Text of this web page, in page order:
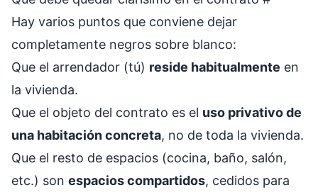
Hay varios puntos que conviene dejar
completamente negros sobre blanco:
Que el arrendador (tú) reside habitualmente en
la vivienda.
Que el objeto del contrato es el uso privativo de
una habitación concreta, no de toda la vivienda.
Que el resto de espacios (cocina, baño, salón,
etc.) son espacios compartidos, cedidos para